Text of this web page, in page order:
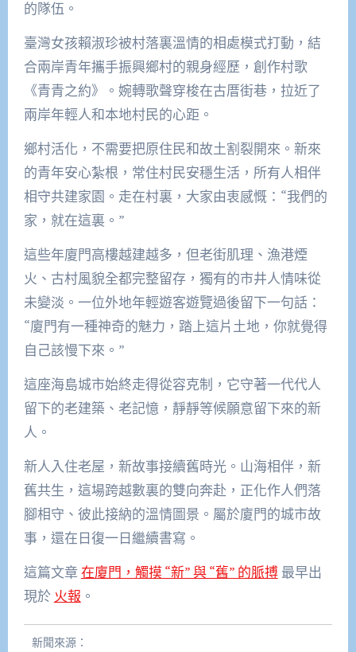
的隊伍。
臺灣女孩賴淑珍被村落裏溫情的相處模式打動，結
合兩岸青年攜手振興鄉村的親身經歷，創作村歌
《青青之約》。婉轉歌聲穿梭在古厝街巷，拉近了
兩岸年輕人和本地村民的心距。
鄉村活化，不需要把原住民和故土割裂開來。新來
的青年安心紮根，常住村民安穩生活，所有人相伴
相守共建家園。走在村裏，大家由衷感慨：“我們的
家，就在這裏。”
這些年廈門高樓越建越多，但老街肌理、漁港煙
火、古村風貌全都完整留存，獨有的市井人情味從
未變淡。一位外地年輕遊客遊覽過後留下一句話：
“廈門有一種神奇的魅力，踏上這片土地，你就覺得
自己該慢下來。”
這座海島城市始終走得從容克制，它守著一代代人
留下的老建築、老記憶，靜靜等候願意留下來的新
人。
新人入住老屋，新故事接續舊時光。山海相伴，新
舊共生，這場跨越數裏的雙向奔赴，正化作人們落
腳相守、彼此接納的溫情圖景。屬於廈門的城市故
事，還在日復一日繼續書寫。
這篇文章 在廈門，觸摸 “新” 與 “舊” 的脈搏最早出
現於 火報 。
新聞來源：